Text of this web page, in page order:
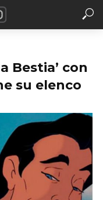
Bestia’ con
su elenco